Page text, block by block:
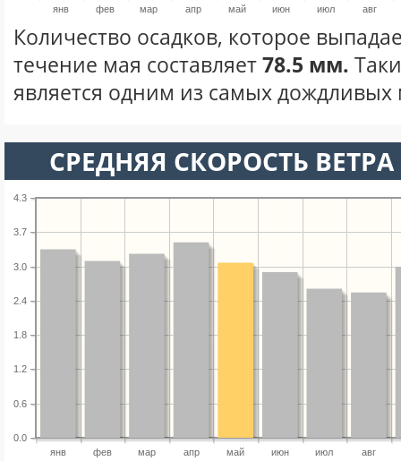
янв фев мар апр май июн июл авг
Количество осадков, которое
течение мая составляет78.5 мм.
является одним из самых дождливых
СРЕДНЯЯ СКОРОСТЬ
янв фев мар апр май июн июл авг
0.0
0.6
1.2
1.8
2.4
3.0
3.7
4.3